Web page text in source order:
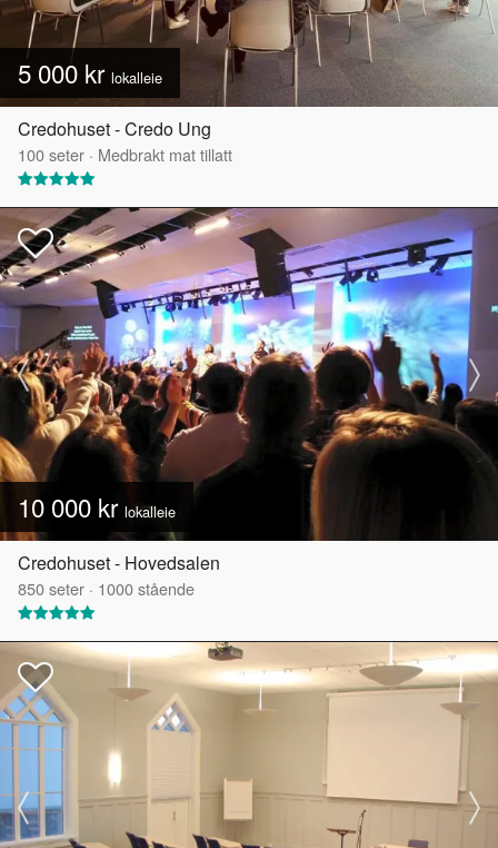
5 000 kr lokalleie
Credohuset - Credo Ung
100seter · Medbrakt mat tillatt
10 000 kr lokalleie
Credohuset - Hovedsalen
850seter · 1000stående